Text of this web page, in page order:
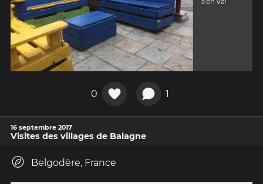
0 1
16 septembre 2017
Visites des villages de Balagne
Belgodère, France